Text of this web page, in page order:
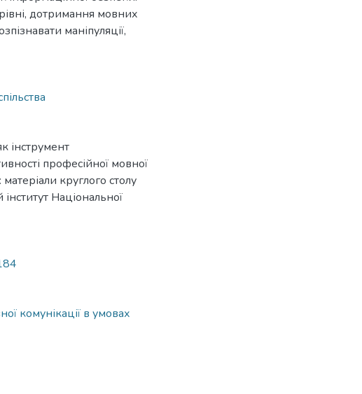
дотримання мовних
маніпуляції,
інструмент
професійної мовної
круглого столу
Національної
комунікації в умовах